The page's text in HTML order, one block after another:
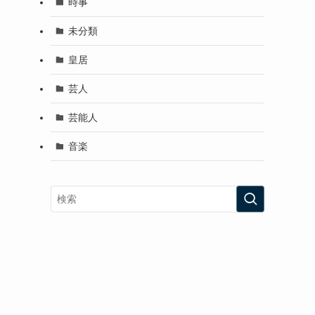
未分類
皇居
芸人
芸能人
音楽